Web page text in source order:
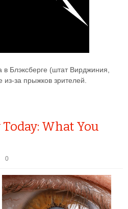
в Блэксберге (штат Вирджиния,
за прыжков зрителей.
What You
0